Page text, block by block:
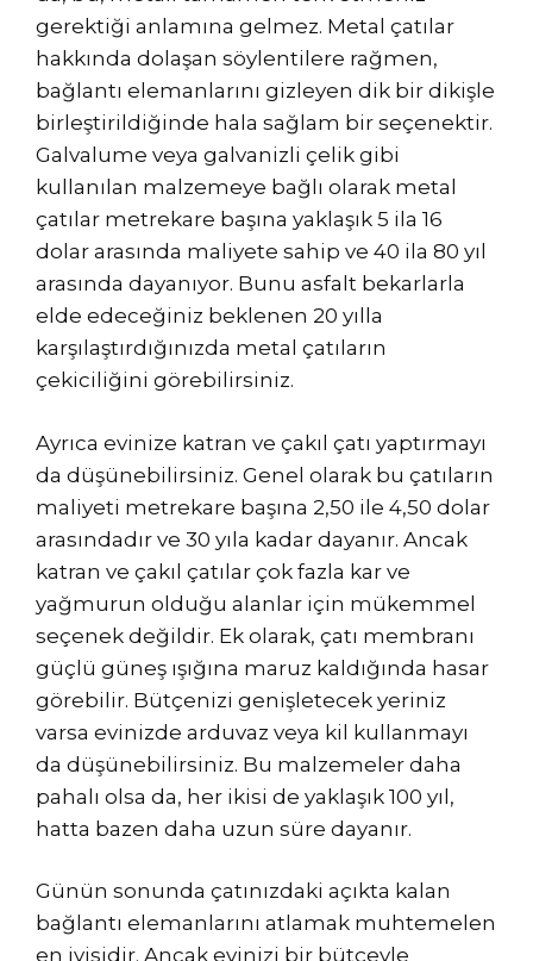
gerektiği anlamına gelmez. Metal çatılar
hakkında dolaşan söylentilere rağmen,
bağlantı elemanlarını gizleyen dik bir dikişle
birleştirildiğinde hala sağlam bir seçenektir.
Galvalume veya galvanizli çelik gibi
kullanılan malzemeye bağlı olarak metal
çatılar metrekare başına yaklaşık 5 ila 16
dolar arasında maliyete sahip ve 40 ila 80 yıl
arasında dayanıyor. Bunu asfalt bekarlarla
elde edeceğiniz beklenen 20 yılla
karşılaştırdığınızda metal çatıların
çekiciliğini görebilirsiniz.
Ayrıca evinize katran ve çakıl çatı yaptırmayı
da düşünebilirsiniz. Genel olarak bu çatıların
maliyeti metrekare başına 2,50 ile 4,50 dolar
arasındadır ve 30 yıla kadar dayanır. Ancak
katran ve çakıl çatılar çok fazla kar ve
yağmurun olduğu alanlar için mükemmel
seçenek değildir. Ek olarak, çatı membranı
güçlü güneş ışığına maruz kaldığında hasar
görebilir. Bütçenizi genişletecek yeriniz
varsa evinizde arduvaz veya kil kullanmayı
da düşünebilirsiniz. Bu malzemeler daha
pahalı olsa da, her ikisi de yaklaşık 100 yıl,
hatta bazen daha uzun süre dayanır.
Günün sonunda çatınızdaki açıkta kalan
bağlantı elemanlarını atlamak muhtemelen
en iyisidir. Ancak evinizi bir bütçeyle